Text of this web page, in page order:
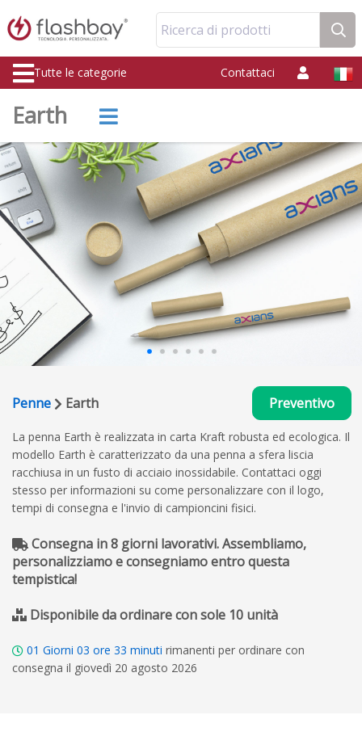
Ricerca di prodotti
Tutte le categorie Contattaci
Earth
Penne Earth Preventivo
La penna Earth è realizzata in carta Kraft robusta ed ecologica. Il
modello Earth è caratterizzato da una penna a sfera liscia
racchiusa in un fusto di acciaio inossidabile. Contattaci oggi
stesso per informazioni su come personalizzare con il logo,
tempi di consegna e l'invio di campioncini fisici.
Consegna in 8 giorni lavorativi. Assembliamo,
personalizziamo e consegniamo entro questa
tempistica!
Disponibile da ordinare con sole 10 unità
01 Giorni 03 ore 33 minuti rimanenti per ordinare con
consegna il giovedì 20 agosto 2026